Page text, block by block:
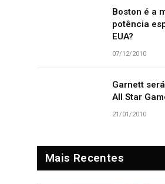
Boston é a
potência
EUA?
07/12/2010
Garnett
All Star
21/01/2010
Mais Recentes